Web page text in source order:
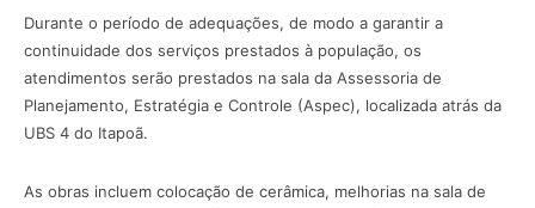
Durante o período de adequações, de modo a garantir a
continuidade dos serviços prestados à população, os
atendimentos serão prestados na sala da Assessoria de
Planejamento, Estratégia e Controle (Aspec), localizada atrás da
UBS 4 do Itapoã.
As obras incluem colocação de cerâmica, melhorias na sala de